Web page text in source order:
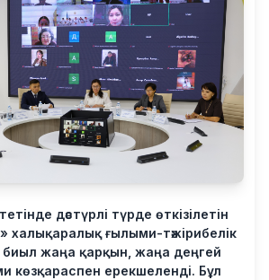
дәстүрлі түрде өткізілетін
халықаралық ғылыми-тәжірибелік
жаңа қарқын, жаңа деңгей
көзқараспен ерекшеленді. Бұл